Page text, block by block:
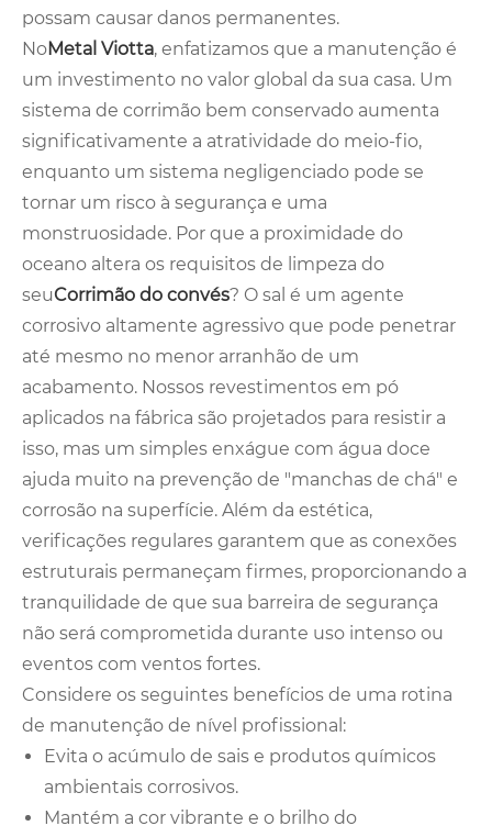
possam causar danos permanentes.
NoMetal Viotta, enfatizamos que a manutenção é
um investimento no valor global da sua casa. Um
sistema de corrimão bem conservado aumenta
significativamente a atratividade do meio-fio,
enquanto um sistema negligenciado pode se
tornar um risco à segurança e uma
monstruosidade. Por que a proximidade do
oceano altera os requisitos de limpeza do
seuCorrimão do convés? O sal é um agente
corrosivo altamente agressivo que pode penetrar
até mesmo no menor arranhão de um
acabamento. Nossos revestimentos em pó
aplicados na fábrica são projetados para resistir a
isso, mas um simples enxágue com água doce
ajuda muito na prevenção de "manchas de chá" e
corrosão na superfície. Além da estética,
verificações regulares garantem que as conexões
estruturais permaneçam firmes, proporcionando a
tranquilidade de que sua barreira de segurança
não será comprometida durante uso intenso ou
eventos com ventos fortes.
Considere os seguintes benefícios de uma rotina
de manutenção de nível profissional:
Evita o acúmulo de sais e produtos químicos
ambientais corrosivos.
Mantém a cor vibrante e o brilho do